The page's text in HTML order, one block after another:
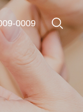
0009